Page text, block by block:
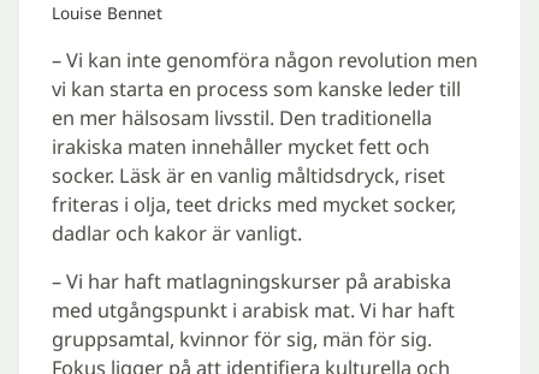
Louise Bennet
– Vi kan inte genomföra någon revolution men
vi kan starta en process som kanske leder till
en mer hälsosam livsstil. Den traditionella
irakiska maten innehåller mycket fett och
socker. Läsk är en vanlig måltidsdryck, riset
friteras i olja, teet dricks med mycket socker,
dadlar och kakor är vanligt.
– Vi har haft matlagningskurser på arabiska
med utgångspunkt i arabisk mat. Vi har haft
gruppsamtal, kvinnor för sig, män för sig.
Fokus ligger på att identifiera kulturella och